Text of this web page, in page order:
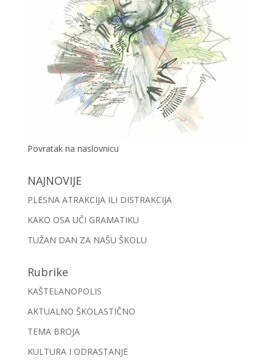
Povratak na naslovnicu
NAJNOVIJE
PLESNA ATRAKCIJA ILI DISTRAKCIJA
KAKO OSA UČI GRAMATIKU
TUŽAN DAN ZA NAŠU ŠKOLU
Rubrike
KAŠTELANOPOLIS
AKTUALNO ŠKOLASTIČNO
TEMA BROJA
KULTURA I ODRASTANJE